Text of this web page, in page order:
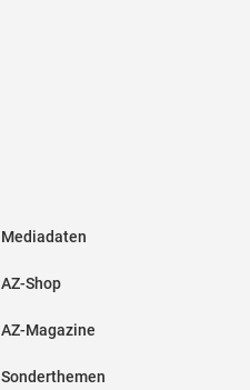
Mediadaten
AZ-Shop
AZ-Magazine
Sonderthemen